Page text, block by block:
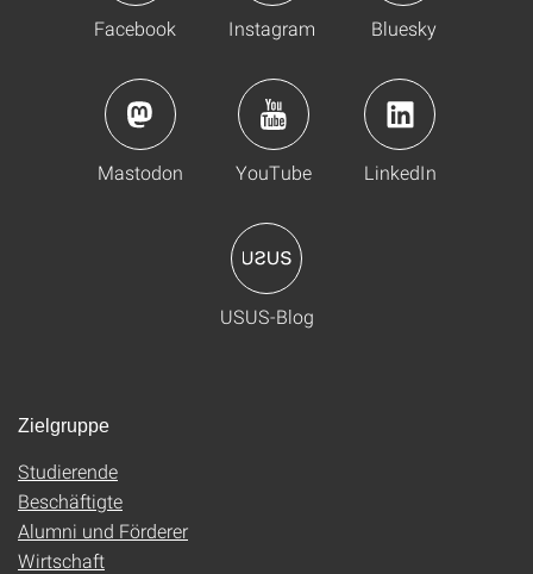
Facebook Instagram Bluesky
Mastodon YouTube LinkedIn
USUS-Blog
Zielgruppe
Studierende
Beschäftigte
Alumni und Förderer
Wirtschaft